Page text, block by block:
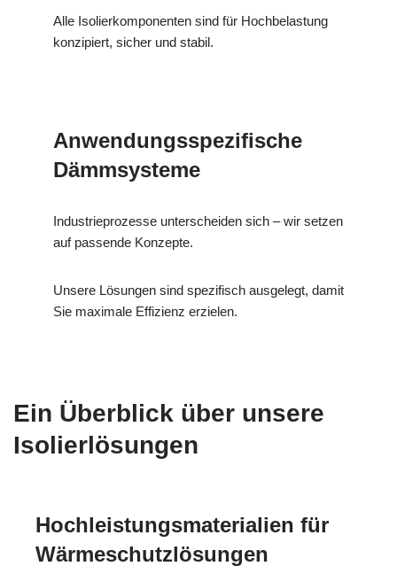
Alle Isolierkomponenten sind für Hochbelastung
konzipiert, sicher und stabil.
Anwendungsspezifische
Dämmsysteme
Industrieprozesse unterscheiden sich – wir setzen
auf passende Konzepte.
Unsere Lösungen sind spezifisch ausgelegt, damit
Sie maximale Effizienz erzielen.
Ein Überblick über unsere
Isolierlösungen
Hochleistungsmaterialien für
Wärmeschutzlösungen